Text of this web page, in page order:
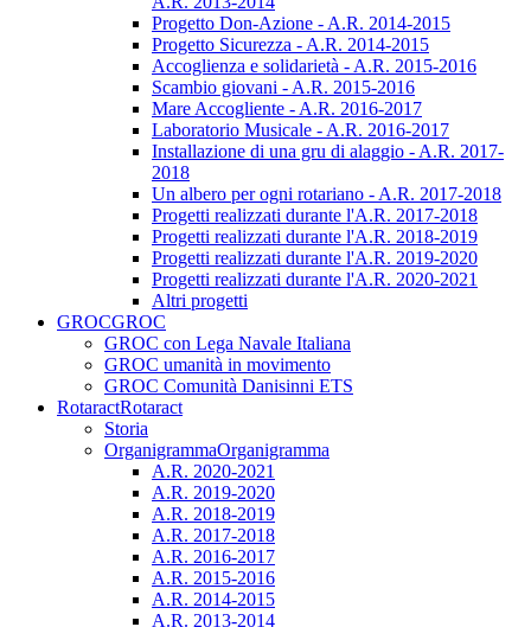
Progetto Don-Azione - A.R. 2014-2015
Progetto Sicurezza - A.R. 2014-2015
Accoglienza e solidarietà - A.R. 2015-2016
Scambio giovani - A.R. 2015-2016
Mare Accogliente - A.R. 2016-2017
Laboratorio Musicale - A.R. 2016-2017
Installazione di una gru di alaggio - A.R. 2017-
2018
Un albero per ogni rotariano - A.R. 2017-2018
Progetti realizzati durante l'A.R. 2017-2018
Progetti realizzati durante l'A.R. 2018-2019
Progetti realizzati durante l'A.R. 2019-2020
Progetti realizzati durante l'A.R. 2020-2021
Altri progetti
GROCGROC
GROC con Lega Navale Italiana
GROC umanità in movimento
GROC Comunità Danisinni ETS
RotaractRotaract
Storia
OrganigrammaOrganigramma
A.R. 2020-2021
A.R. 2019-2020
A.R. 2018-2019
A.R. 2017-2018
A.R. 2016-2017
A.R. 2015-2016
A.R. 2014-2015
A.R. 2013-2014